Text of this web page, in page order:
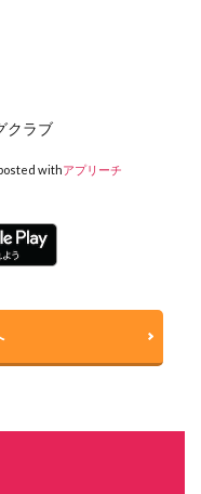
クラブ
withアプリーチ